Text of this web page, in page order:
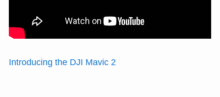
Introducing the DJI Mavic 2